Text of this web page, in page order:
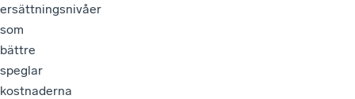
ersättningsnivåer
som
bättre
speglar
kostnaderna